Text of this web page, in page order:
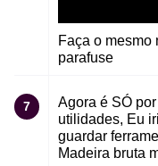
Faça o mesmo
parafuse
7
Agora é SÓ
utilidades, Eu
guardar
Madeira bruta